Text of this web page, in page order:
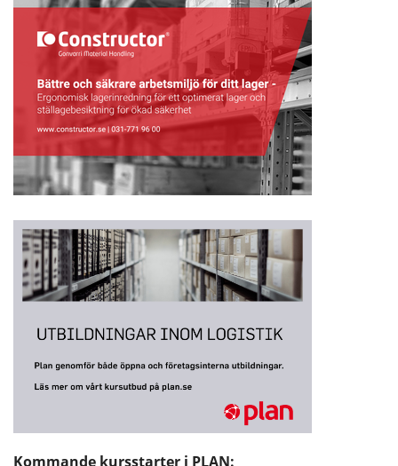
Kommande kursstarter i PLAN: